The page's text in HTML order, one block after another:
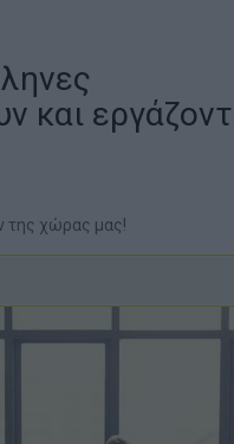
και
της χώρας μας!